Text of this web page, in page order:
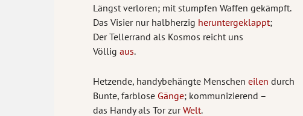
Längst verloren; mit stumpfen Waffen gekämpft.
Das Visier nur halbherzig heruntergeklappt;
Der Tellerrand als Kosmos reicht uns
Völlig aus.
Hetzende, handybehängte Menschen eilen durch
Bunte, farblose Gänge; kommunizierend –
das Handy als Tor zurWelt.